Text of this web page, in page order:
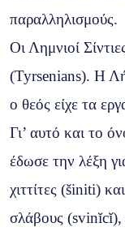
παραλληλισμούς.
Οι Λημνιοί
(Tyrsenians). Η
ο θεός είχε τα
Γι’ αυτό και το
έδωσε την λέξη
χιττίτες (šiniti)
σλάβους (svinĭcĭ),